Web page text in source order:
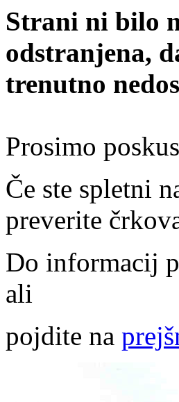
Strani ni bilo
odstranjena,
trenutno
Prosimo
Če ste spletni
preverite
Do informacij
ali
pojdite na